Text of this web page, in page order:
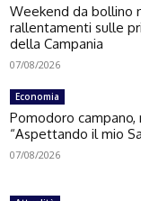
Weekend da bollino
rallentamenti sulle
della Campania
07/08/2026
Economia
Pomodoro campano,
“Aspettando il mio
07/08/2026